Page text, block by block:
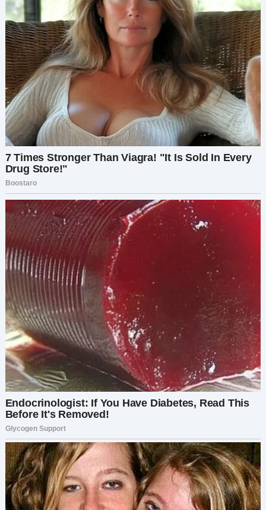
Каждый чек, который я выписывала за аренду,
уходил напрямую на её счёт.
У меня задрожали руки. Я тут же позвонила
Игорю:
— Почему твоя мама указана как наш
арендодатель?
На другом конце повисло молчание. Потом он
тяжело вздохнул:
— Я собирался тебе рассказать…
Почва ушла у меня из-под ног.
— Рассказать что? Что всё это время я
оплачивала пенсию твоей мамы вместо
реальной аренды?
Игорь сразу начал защищаться:
— Всё не так, как ты думаешь. Да, квартира её,
но ей были нужны деньги. Я подумал, зачем
платить чужим, если можно помочь семье?
— Помочь семье? — мой голос сорвался. —
Игорь, я голодала, чтобы заплатить аренду! А ты
спокойно позволял мне кормить твою маму?
Он что-то начал говорить, но я его уже не
слышала. В ушах стоял шум от бешено стучащей
крови.
Потому что в этот момент я поняла: дело не
только в аренде. Я начала сомневаться вообще
во всём.